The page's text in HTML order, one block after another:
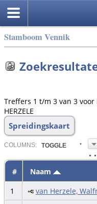
Stamboom Vennik
Treffers 1 t/m 3 van 3 voor
HERZELE
Spreidingskaart
COLUMN S: TOGGLE
#
Naam
1
van Herzele,